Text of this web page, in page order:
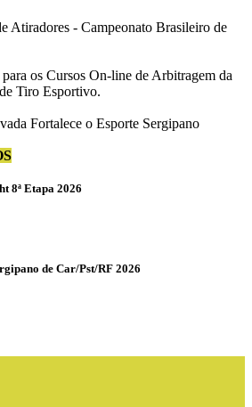
Atiradores - Campeonato Brasileiro de
os Cursos On-line de Arbitragem da
Tiro Esportivo.
Fortalece o Esporte Sergipano
8ª Etapa 2026
de Car/Pst/RF 2026